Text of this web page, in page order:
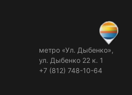
метро «Ул. Дыбенко»,
ул. Дыбенко 22 к. 1
+7 (812) 748-10-64